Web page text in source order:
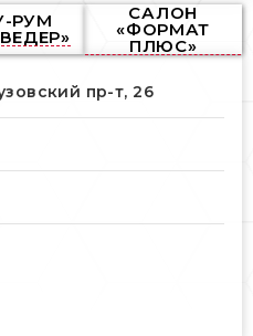
РУМ САЛОН
«ФОРМАТ
ПЛЮС»
пр-т, 26